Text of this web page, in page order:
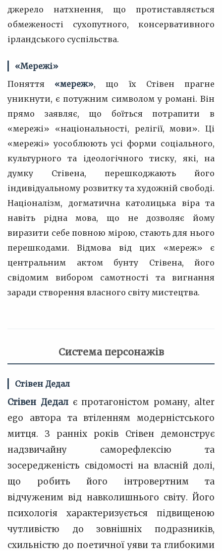
джерело натхнення, що протиставляється
обмеженості сухопутного, консервативного
ірландського суспільства.
«Мережі»
Поняття «мереж», що їх Стівен прагне
уникнути, є потужним символом у романі. Він
прямо заявляє, що боїться потрапити в
«мережі» «національності, релігії, мови». Ці
«мережі» уособлюють усі форми соціального,
культурного та ідеологічного тиску, які, на
думку Стівена, перешкоджають його
індивідуальному розвитку та художній свободі.
Націоналізм, догматична католицька віра та
навіть рідна мова, що не дозволяє йому
виразити себе повною мірою, стають для нього
перешкодами. Відмова від цих «мереж» є
центральним актом бунту Стівена, його
свідомим вибором самотності та вигнання
заради створення власного світу мистецтва.
Система персонажів
Стівен Дедал
Стівен Дедалє протагоністом роману, alter
ego автора та втіленням модерністського
митця. З ранніх років Стівен демонструє
надзвичайну саморефлексію та
зосередженість свідомості на власній долі,
що робить його інтровертним та
відчуженим від навколишнього світу. Його
психологія характеризується підвищеною
чутливістю до зовнішніх подразників,
схильністю до поетичної уяви та глибокими